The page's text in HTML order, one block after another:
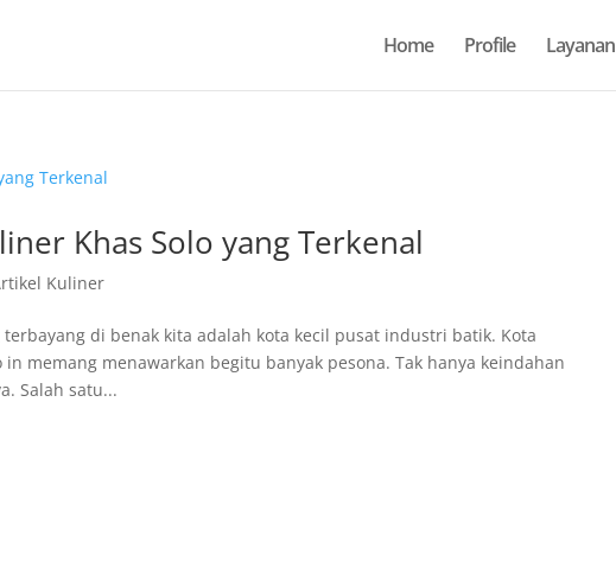
Home Profile Layanan
Khas Solo yang Terkenal
Kuliner
di benak kita adalah kota kecil pusat industri batik. Kota
memang menawarkan begitu banyak pesona. Tak hanya keindahan
Salah satu...